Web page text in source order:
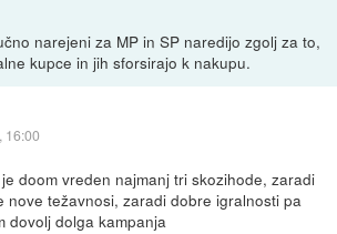
narejeni za MP in SP naredijo zgolj za to,
kupce in jih sforsirajo k nakupu.
16:00
doom vreden najmanj tri skozihode, zaradi
nove težavnosi, zaradi dobre igralnosti pa
dovolj dolga kampanja